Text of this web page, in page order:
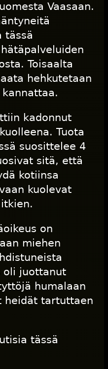
Vaasaan.
tässä
Toisaalta
hehkutetaan
kadonnut
Tuota
suosittelee 4
sitä, että
kotiinsa
kuolevat
on
miehen
oli juottanut
humalaan
heidät tartuttaen
tässä